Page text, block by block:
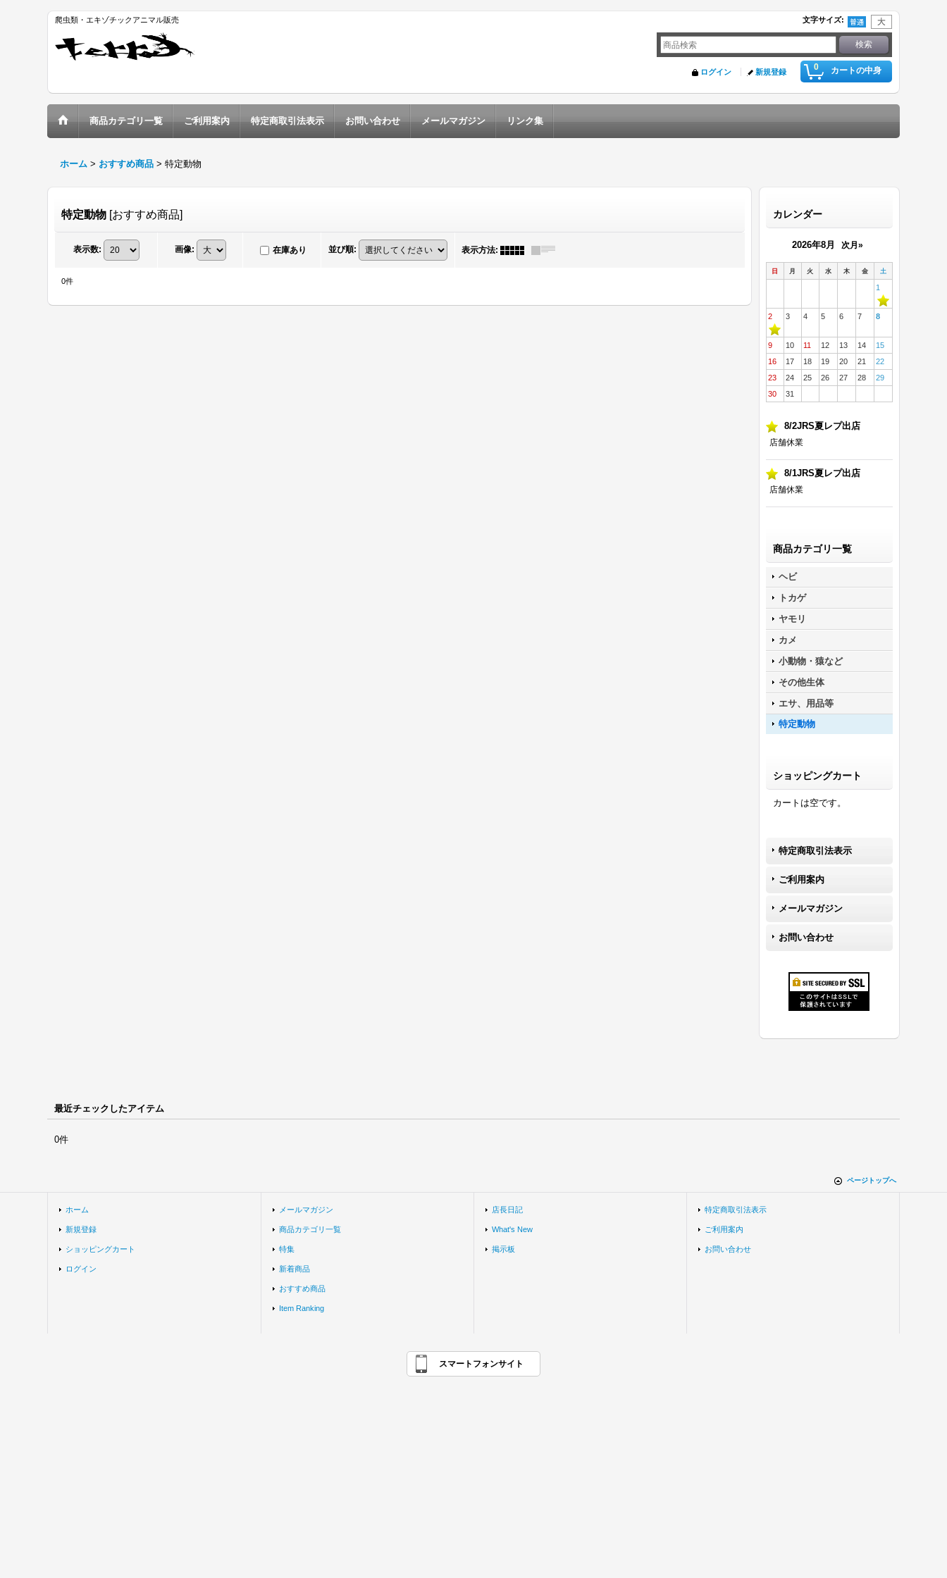
爬虫類・エキゾチックアニマル販売 文字サイズ:
0 カートの中身
ログイン 新規登録
商品カテゴリ一覧 ご利用案内 特定商取引法表示 お問い合わせ メールマガジン リンク集
ホーム > おすすめ商品 > 特定動物
カレンダー
2026年8月 次月»
日 月 火 水 木 金 土
1
2 3 4 5 6 7 8
9 10 11 12 13 14
15
16
17 18 19 20 21
22
23
24 25 26 27 28
29
30
31
8/2JRS夏レプ出店
店舗休業
8/1JRS夏レプ出店
店舗休業
商品カテゴリ一覧
ヘビ
トカゲ
ヤモリ
カメ
小動物・猿など
その他生体
エサ、用品等
特定動物
ショッピングカート
カートは空です。
特定商取引法表示
ご利用案内
メールマガジン
お問い合わせ
特定動物 [おすすめ商品]
表示数: 画像: 在庫あり 並び順: 表示方法:
0件
最近チェックしたアイテム
0件
ページトップへ
ホーム
新規登録
ショッピングカート
ログイン
メールマガジン
商品カテゴリ一覧
特集
新着商品
おすすめ商品
Item Ranking
店長日記
What's New
掲示板
特定商取引法表示
ご利用案内
お問い合わせ
スマートフォンサイト